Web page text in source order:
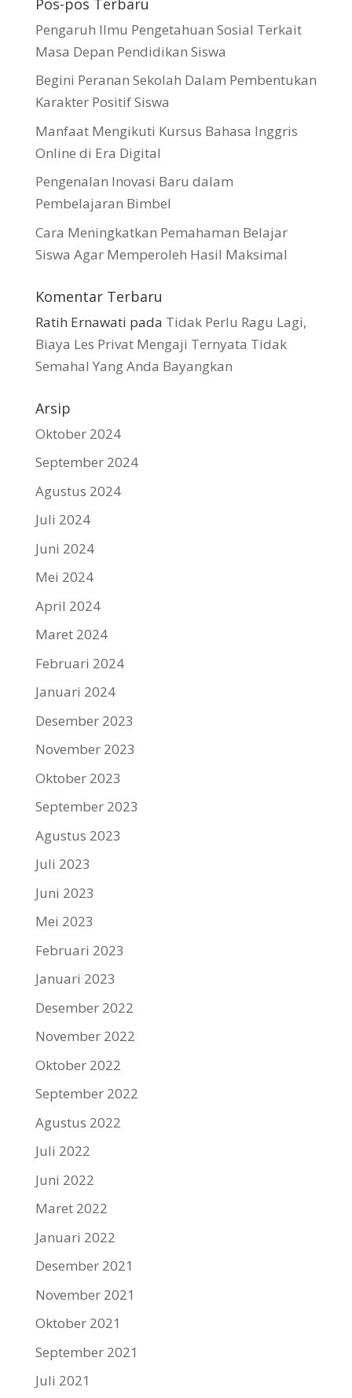
Pengaruh Ilmu Pengetahuan Sosial Terkait
Masa Depan Pendidikan Siswa
Begini Peranan Sekolah Dalam Pembentukan
Karakter Positif Siswa
Manfaat Mengikuti Kursus Bahasa Inggris
Online di Era Digital
Pengenalan Inovasi Baru dalam
Pembelajaran Bimbel
Cara Meningkatkan Pemahaman Belajar
Siswa Agar Memperoleh Hasil Maksimal
Komentar Terbaru
Ratih Ernawati pada Tidak Perlu Ragu Lagi,
Biaya Les Privat Mengaji Ternyata Tidak
Semahal Yang Anda Bayangkan
Arsip
Oktober 2024
September 2024
Agustus 2024
Juli 2024
Juni 2024
Mei 2024
April 2024
Maret 2024
Februari 2024
Januari 2024
Desember 2023
November 2023
Oktober 2023
September 2023
Agustus 2023
Juli 2023
Juni 2023
Mei 2023
Februari 2023
Januari 2023
Desember 2022
November 2022
Oktober 2022
September 2022
Agustus 2022
Juli 2022
Juni 2022
Maret 2022
Januari 2022
Desember 2021
November 2021
Oktober 2021
September 2021
Juli 2021